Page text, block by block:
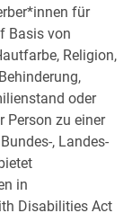
für
Basis von
Religion,
oder
Person zu einer
, Landes-
in
Disabilities Act